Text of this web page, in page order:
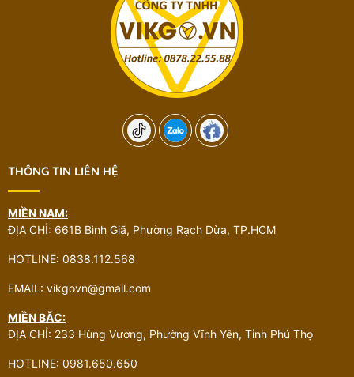
THÔNG TIN LIÊN HỆ
MIỀN NAM:
ĐỊA CHỈ: 661B Bình Giã, Phường Rạch Dừa, TP.HCM
HOTLINE: 0838.112.568
EMAIL: vikgovn@gmail.com
MIỀN BẮC:
ĐỊA CHỈ: 233 Hùng Vương, Phường Vĩnh Yên, Tỉnh Phú Thọ
HOTLINE: 0981.650.650